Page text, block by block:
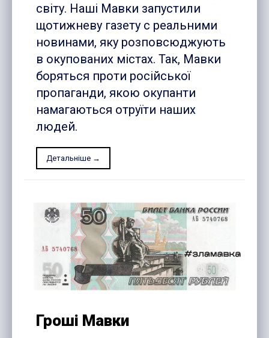
світу. Наші Мавки запустили
щотижневу газету с реальними
новинами, яку розповсюджують
в окупованих містах. Так, Мавки
боряться проти російської
пропаганди, якою окупанти
намагаються отруїти наших
людей.
Детальніше →
Гроші Мавки